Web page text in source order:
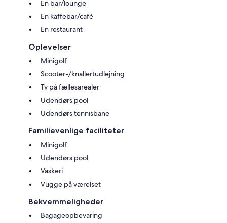
En bar/lounge
En kaffebar/café
En restaurant
Oplevelser
Minigolf
Scooter-/knallertudlejning
Tv på fællesarealer
Udendørs pool
Udendørs tennisbane
Familievenlige faciliteter
Minigolf
Udendørs pool
Vaskeri
Vugge på værelset
Bekvemmeligheder
Bagageopbevaring